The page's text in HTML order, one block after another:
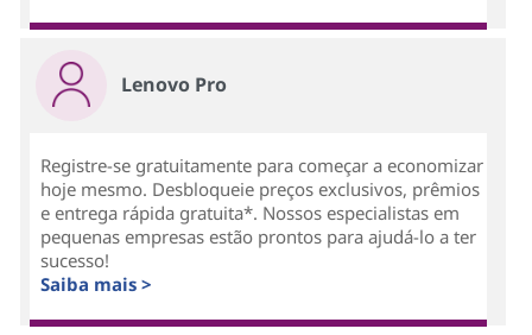
Lenovo Pro
Registre-se gratuitamente para começar a economizar
hoje mesmo. Desbloqueie preços exclusivos, prêmios
e entrega rápida gratuita*. Nossos especialistas em
pequenas empresas estão prontos para ajudá-lo a ter
sucesso!
Saiba mais >